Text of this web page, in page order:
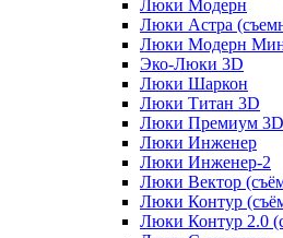
Люки Модерн
Люки Астра
Люки Модерн
Эко-Люки 3D
Люки Шаркон
Люки Титан 3D
Люки Премиум 3D
Люки Инженер
Люки Инженер-2
Люки Вектор
Люки Контур
Люки Контур 2.0